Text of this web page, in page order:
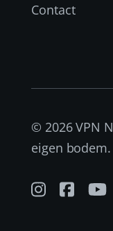
Contact
© 2026 VPN
eigen bodem.